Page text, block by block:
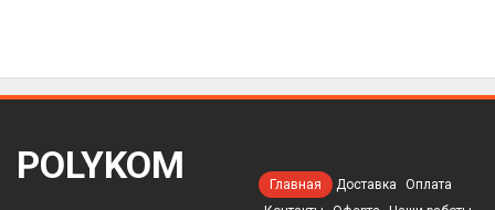
POLYKOM Главная Доставка
Оплата